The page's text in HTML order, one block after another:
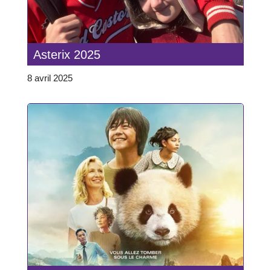
Asterix 2025
8 avril 2025